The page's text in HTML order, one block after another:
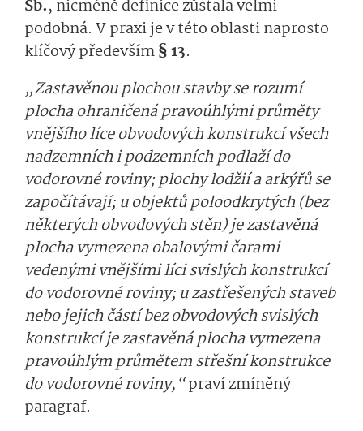
Sb., nicméně definice zůstala velmi
podobná. V praxi je v této oblasti naprosto
klíčový především§ 13.
„Zastavěnou plochou stavby se rozumí
plocha ohraničená pravoúhlými průměty
vnějšího líce obvodových konstrukcí všech
nadzemních i podzemních podlaží do
vodorovné roviny; plochy lodžií a arkýřů se
započítávají; u objektů poloodkrytých (bez
některých obvodových stěn) je zastavěná
plocha vymezena obalovými čarami
vedenými vnějšími líci svislých konstrukcí
do vodorovné roviny; u zastřešených staveb
nebo jejich částí bez obvodových svislých
konstrukcí je zastavěná plocha vymezena
pravoúhlým průmětem střešní konstrukce
do vodorovné roviny,“praví zmíněný
paragraf.